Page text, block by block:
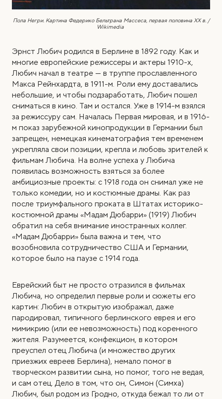
Пола Негри. Картина Федерико Бельтрана Массеса, первая половина XX в. /
Wikimedia
Эрнст Любич родился в Берлине в 1892 году. Как и
многие европейские режиссеры и актеры 1910-х,
Любич начал в театре — в труппе прославленного
Макса Рейнхардта, в 1911-м. Роли ему доставались
небольшие, и чтобы подзаработать, Любич пошел
сниматься в кино. Там и остался. Уже в 1914-м взялся
за режиссуру сам. Началась Первая мировая, и в 1916-
м показ зарубежной кинопродукции в Германии был
запрещен, немецкая кинематография тем временем
укрепляла свои позиции, крепла и любовь зрителей к
фильмам Любича. На волне успеха у Любича
появилась возможность взяться за более
амбициозные проекты: с 1918 года он снимал уже не
только комедии, но и костюмные драмы. Как раз
после триумфального проката в Штатах историко-
костюмной драмы «Мадам Дюбарри» (1919) Любич
обратил на себя внимание иностранных коллег.
«Мадам Дюбарри» была важна и тем, что
возобновила сотрудничество США и Германии,
которое было на паузе с 1914 года.
Еврейский быт не просто отразился в фильмах
Любича, но определил первые роли и сюжеты его
картин: Любич в открытую изображал, даже
пародировал, типичного берлинского еврея и его
мимикрию (или ее невозможность) под коренного
жителя. Разумеется, конфекцион, в котором
преуспел отец Любича (и множество других
приезжих евреев Берлина), немало помог в
творческом развитии сына, но помог, того не ведая,
и сам отец. Дело в том, что он, Симон (Симха)
Любич, был родом из Гродно, откуда бежал то ли от